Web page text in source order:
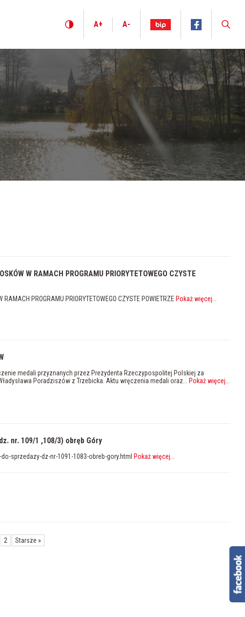
A+ A-
W RAMACH PROGRAMU PRIORYTETOWEGO CZYSTE
PROGRAMU PRIORYTETOWEGO CZYSTE POWIETRZE Pokaż więcej
medali przyznanych przez Prezydenta Rzeczypospolitej Polskiej za
Poradziszów z Trzebicka. Aktu wręczenia medali oraz...
Pokaż więcej
nr. 109/1 ,108/3) obręb Góry
sprzedazy-dz-nr-1091-1083-obreb-gory.html Pokaż więcej
2 Starsze »